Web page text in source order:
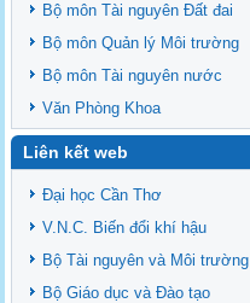
Bộ môn Tài nguyên Đất đai
Bộ môn Quản lý Môi trường
Bộ môn Tài nguyên nước
Văn Phòng Khoa
Liên kết web
Đại học Cần Thơ
V.N.C. Biến đổi khí hậu
Bộ Tài nguyên và Môi trường
Bộ Giáo dục và Đào tạo